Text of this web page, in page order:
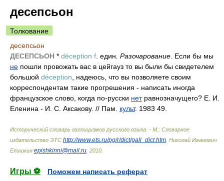
десепсьон
Толкование
десепсьон
ДЕСЕПСЬОН * déception f . един . Разочарование . Если бы мы
не пошли провожать вас в цейгауз то вы были бы свидетелем
большой déception , надеюсь, что вы позволяете своим
корреспондентам такие прогрешения - написать иногда
французское слово, когда по-русски нетравнозначущего? Е. И.
Еленина - И. С. Аксакову. // Пам. культ. 1983 49.
Исторический словарь галлицизмов русского языка. - М.: Словарное
издательство ЭТС http://www.ets.ru/pg/r/dict/gall_dict.htm Николай Иванович
Епишкин epishkinni@mail.ru 2010
Игры ⚽
Поможем написать реферат